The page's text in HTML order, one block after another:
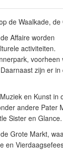
de Waalkade,
Affaire worden
activiteiten.
voorheen
zijn er
en Kunst in
andere Pater
Sister en Glance.
Grote Markt,
en